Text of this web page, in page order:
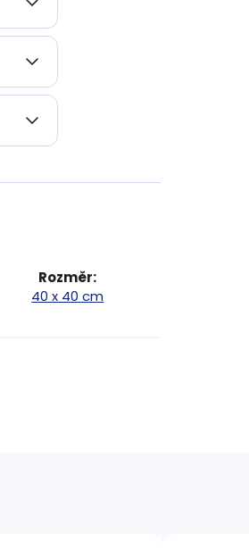
Rozměr:
40 x 40 cm